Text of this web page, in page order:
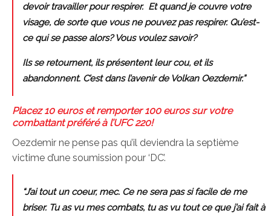
devoir travailler pour respirer. Et quand je couvre votre
visage, de sorte que vous ne pouvez pas respirer. Qu’est-
ce qui se passe alors? Vous voulez savoir?
Ils se retournent, ils présentent leur cou, et ils
abandonnent. C’est dans l’avenir de Volkan Oezdemir.”
Placez 10 euros et remporter 100 euros sur votre
combattant préféré à l’UFC 220!
Oezdemir ne pense pas qu’il deviendra la septième
victime d’une soumission pour ‘DC’.
“J’ai tout un coeur, mec. Ce ne sera pas si facile de me
briser. Tu as vu mes combats, tu as vu tout ce que j’ai fait à